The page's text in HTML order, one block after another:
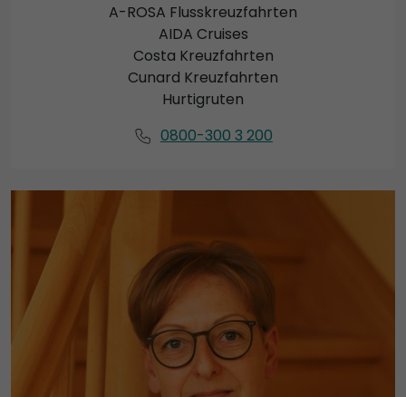
A-ROSA Flusskreuzfahrten
AIDA Cruises
Costa Kreuzfahrten
Cunard Kreuzfahrten
Hurtigruten
0800-300 3 200